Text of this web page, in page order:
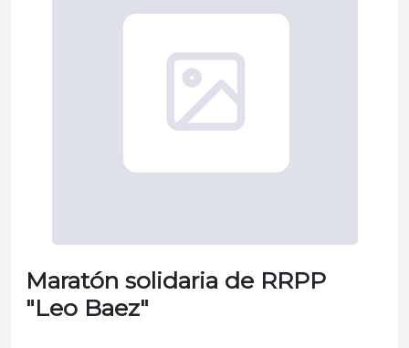
Maratón solidaria de RRPP
"Leo Baez"